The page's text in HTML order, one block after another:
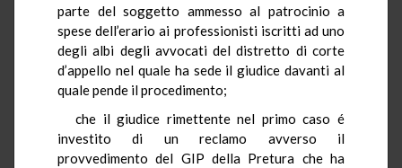
parte del soggetto ammesso al patrocinio a
spese dell’erario ai professionisti iscritti ad uno
degli albi degli avvocati del distretto di corte
d’appello nel quale ha sede il giudice davanti al
quale pende il procedimento;
che il giudice rimettente nel primo caso é
investito di un reclamo avverso il
provvedimento del GIP della Pretura che ha